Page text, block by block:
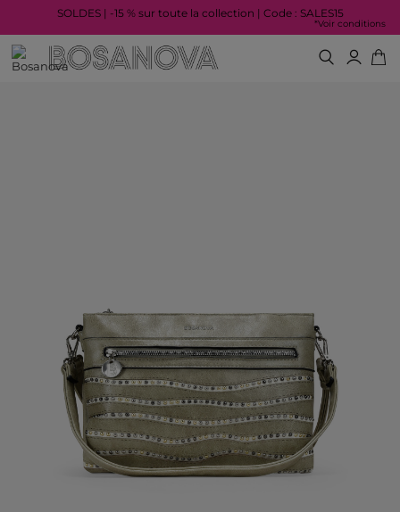
SOLDES | -15 % sur toute la collection | Code : SALES15
*Voir conditions